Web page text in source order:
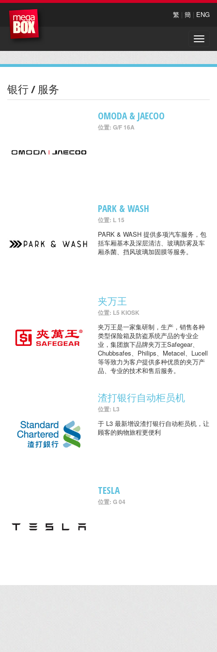
繁 | 簡 | ENG
Toggle
银行 / 服务
OMODA & JAECOO
位置: G/F 16A
PARK & WASH
位置: L 15
PARK & WASH 提供多项汽车服务，包
括车厢基本及深层清洁、玻璃防雾及车
厢杀菌、挡风玻璃加固膜等服务。
夹万王
位置: L5 KIOSK
夹万王是一家集研制，生产，销售各种
类型保险箱及防盗系统产品的专业企
业，集团旗下品牌夹万王Safegear、
Chubbsafes、Philips、Metacel、Lucell
等等致力为客户提供多种优质的夹万产
品、专业的技术和售后服务。
渣打银行自动柜员机
位置: L3
于 L3 最新增设渣打银行自动柜员机，让
顾客的购物旅程更便利
TESLA
位置: G 04